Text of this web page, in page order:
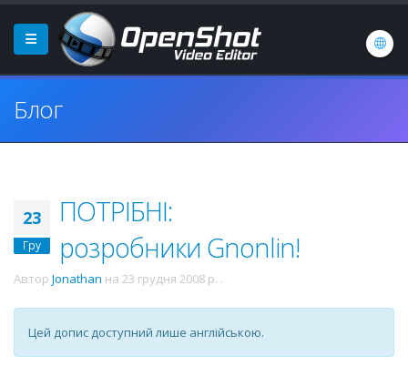
Блог
23
Гру
ПОТРІБНІ:
розробники Gnonlin!
Автор Jonathan на 23 грудня 2008 р. .
Цей допис доступний лише англійською.